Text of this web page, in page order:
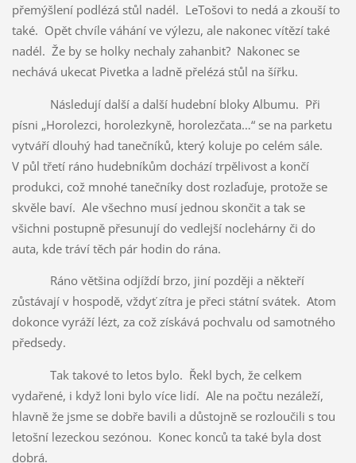
přemýšlení podlézá stůl nadél. LeTošovi to nedá a zkouší to
také. Opět chvíle váhání ve výlezu, ale nakonec vítězí také
nadél. Že by se holky nechaly zahanbit? Nakonec se
nechává ukecat Pivetka a ladně přelézá stůl na šířku.
Následují další a další hudební bloky Albumu. Při
písni „Horolezci, horolezkyně, horolezčata…“ se na parketu
vytváří dlouhý had tanečníků, který koluje po celém sále.
V půl třetí ráno hudebníkům dochází trpělivost a končí
produkci, což mnohé tanečníky dost rozlaďuje, protože se
skvěle baví. Ale všechno musí jednou skončit a tak se
všichni postupně přesunují do vedlejší noclehárny či do
auta, kde tráví těch pár hodin do rána.
Ráno většina odjíždí brzo, jiní později a někteří
zůstávají v hospodě, vždyť zítra je přeci státní svátek. Atom
dokonce vyráží lézt, za což získává pochvalu od samotného
předsedy.
Tak takové to letos bylo. Řekl bych, že celkem
vydařené, i když loni bylo více lidí. Ale na počtu nezáleží,
hlavně že jsme se dobře bavili a důstojně se rozloučili s tou
letošní lezeckou sezónou. Konec konců ta také byla dost
dobrá.